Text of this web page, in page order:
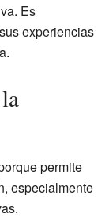
Es
experiencias
permite
especialmente